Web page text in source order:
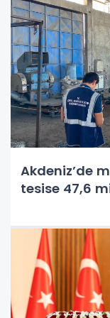
Akdeniz’de
tesise 47,6